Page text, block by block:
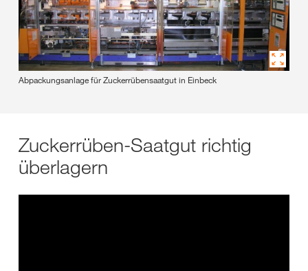
Abpackungsanlage für Zuckerrübensaatgut in Einbeck
Zuckerrüben-Saatgut richtig
überlagern